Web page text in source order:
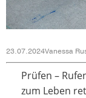
23.07.2024Vanessa
Prüfen –
zum Leben